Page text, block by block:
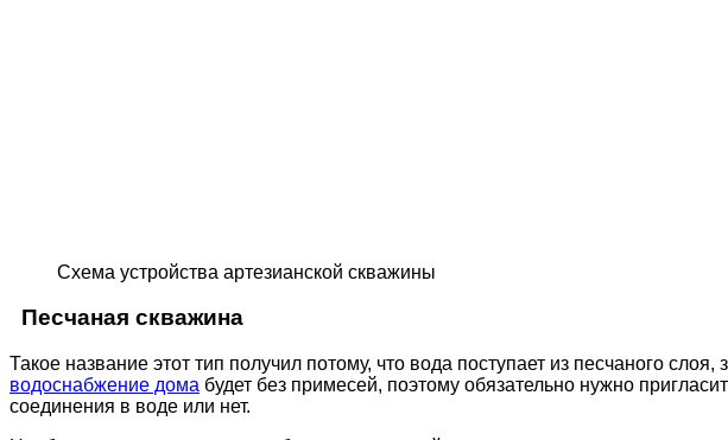
Схема устройства артезианской скважины
Песчаная скважина
Такое название этот тип получил потому, что вода поступает из песчаного
водоснабжение дома будет без примесей, поэтому обязательно нужно
соединения в воде или нет.